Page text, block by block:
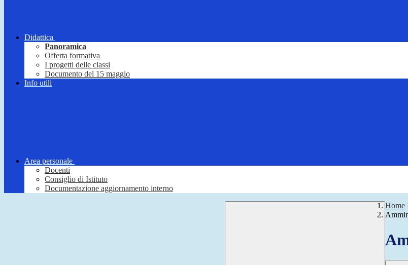
Didattica
Panoramica
Offerta formativa
I progetti delle classi
Documento del 15 maggio
Info utili
Area personale
Docenti
Consiglio di Istituto
Documentazione aggiornamento interno
Home